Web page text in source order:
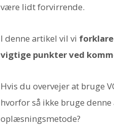
være lidt forvirrende.
I denne artikel vil vi
vigtige punkter ved
Hvis du overvejer at bruge
hvorfor så ikke bruge
oplæsningsmetode?